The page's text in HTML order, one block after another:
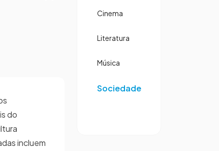
do
incluem
Cinema
Literatura
Música
Sociedade